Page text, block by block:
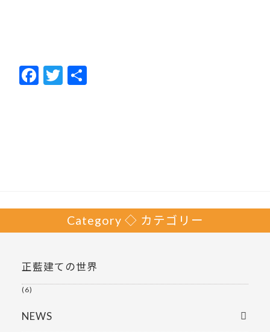
F
ac
T
w
Category ◇ カテゴリー
正藍建ての世界
(6)
NEWS